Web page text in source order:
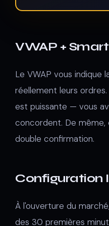
VWAP +
Le VWAP vous indique
réellement leurs
est puissante — vous
concordent. De même,
double confirmation.
Configuration
À l'ouverture du
des 30 premières